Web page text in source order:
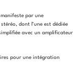
manifeste par une
dont l’une est dédiée
avec un amplificateur
pour une intégration